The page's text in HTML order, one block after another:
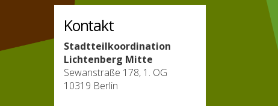
Kontakt
Stadtteilkoordination
Lichtenberg Mitte
Sewanstraße 178, 1. OG
10319 Berlin